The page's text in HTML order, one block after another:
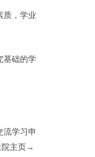
质，学业
基础的学
流学习申
主页→